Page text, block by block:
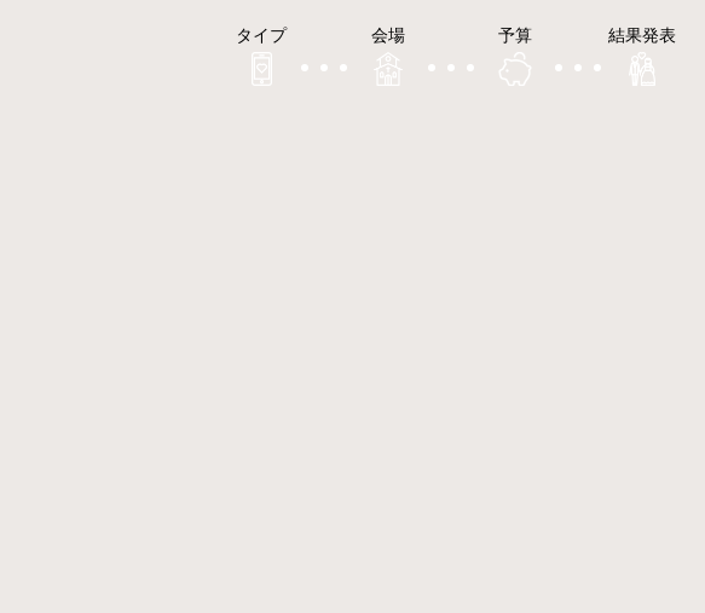
タイプ 会場 予算 結果発表